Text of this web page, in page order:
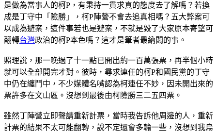
是做為當事人的柯P，有秉持一貫求真的態度去了解嗎？若換
成是丁守中「險勝」，柯P陣營不會去追真相嗎？五大弊案可
以成為避案，這件事若也是避案，不就是毀了大家原本寄望可
翻轉台灣政治的柯P本色嗎？這才是筆者最納悶的事。
照理說，那一晚過了十一點已開出約一百萬張票，再半個小時
就可以全部開完才對。彼時，尋求連任的柯P和國民黨的丁守
中仍在纏鬥中，不少媒體名嘴認為柯連任不妙，因未開出來的
票許多在文山區。沒想到最後由柯險勝三二五四票。
雖然丁陣營立即聲請重新計票，當時我告訴他周邊的人，重新
計票的結果不太可能翻轉，說不定還會多輸一些，沒想到我烏